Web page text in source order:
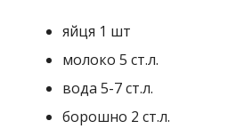
яйця 1 шт
молоко 5 ст.л.
вода 5-7 ст.л.
борошно 2 ст.л.